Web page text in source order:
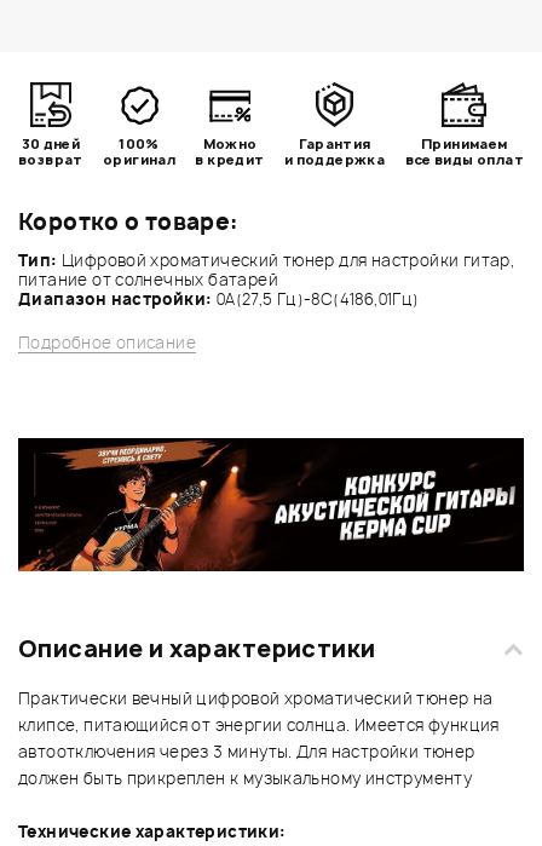
Коротко о товаре:
Тип: Цифровой хроматический тюнер для настройки гитар,
питание от солнечных батарей
Диапазон настройки: 0А(27,5 Гц)-8С(4186,01Гц)
Подробное описание
30 дней
возврат
100%
оригинал
Можно
в кредит
Гарантия
и поддержка
Принимаем
все виды оплат
Описание и характеристики
Практически вечный цифровой хроматический тюнер на
клипсе, питающийся от энергии солнца. Имеется функция
автоотключения через 3 минуты. Для настройки тюнер
должен быть прикреплен к музыкальному инструменту
Технические характеристики: